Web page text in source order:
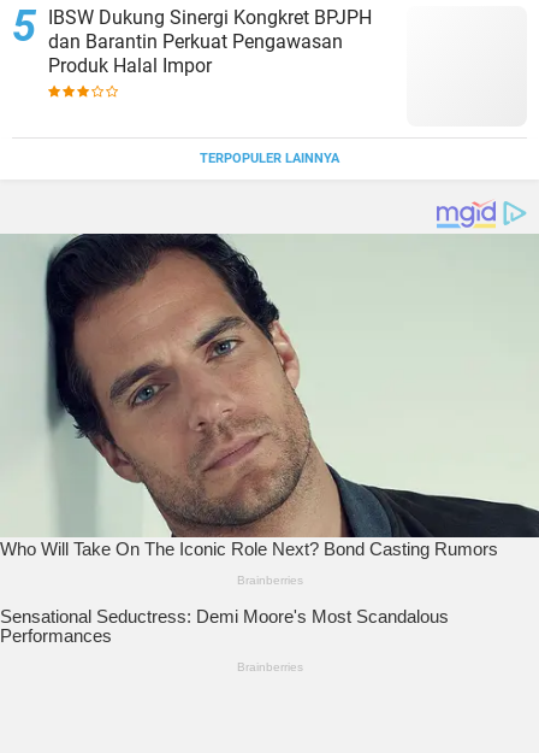
IBSW Dukung Sinergi Kongkret BPJPH
dan Barantin Perkuat Pengawasan
Produk Halal Impor
TERPOPULER LAINNYA